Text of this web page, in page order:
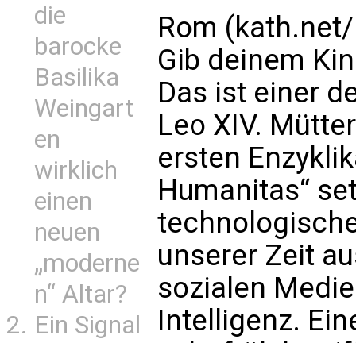
die
barocke
Basilika
Weingart
en
wirklich
einen
neuen
„moderne
n“ Altar?
Ein Signal
Rom
Gib deinem
Das ist einer
Leo XIV.
ersten
Humanitas“
unserer Zeit
sozialen
Intelligenz.